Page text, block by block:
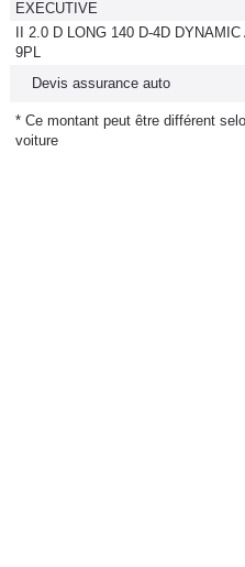
EXECUTIVE
II 2.0 D LONG 140 D-4D DYNAMIC
9PL
Devis assurance auto
* Ce montant peut être différent
voiture